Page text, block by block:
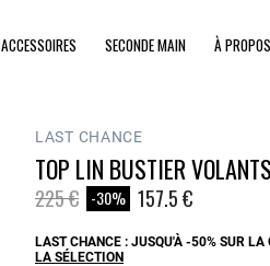
ACCESSOIRES SECONDE MAIN À PROPOS
LAST CHANCE
TOP LIN BUSTIER VOLANTS
Prix réduit à partir de
225 €à -30% 157.5 €
LAST CHANCE : JUSQU'À -50% SUR
LA SÉLECTION